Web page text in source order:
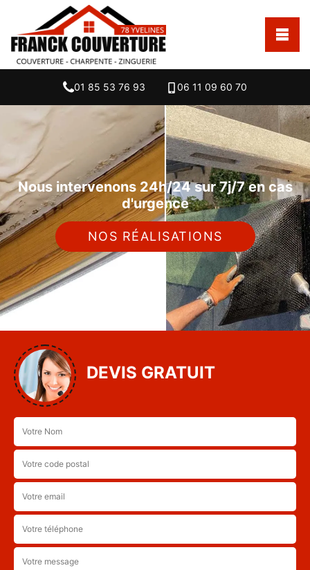
01 85 53 76 93 06 11 09 60 70
Nous intervenons 24h/24 sur 7j/7 en cas
d'urgence
NOS RÉALISATIONS
DEVIS GRATUIT